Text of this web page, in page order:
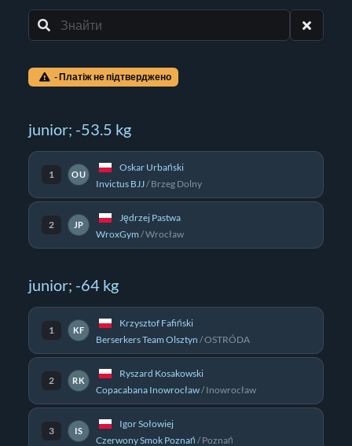
- Платіж не підтверджено
junior; -53.5 kg
1 OU
Oskar Urbański
Invictus BJJ/Brzeg Dolny
2 JP
Jędrzej Pastwa
WroxGym /Wrocław
junior; -64 kg
1 KF
Krzysztof Fafiński
Berserkers Team Olsztyn /OSTRÓDA
2 RK
Ryszard Kosakowski
Copacabana Inowrocław/Inowrocław
3 IS
Igor Sołowiej
Czerwony Smok Poznań /Poznań